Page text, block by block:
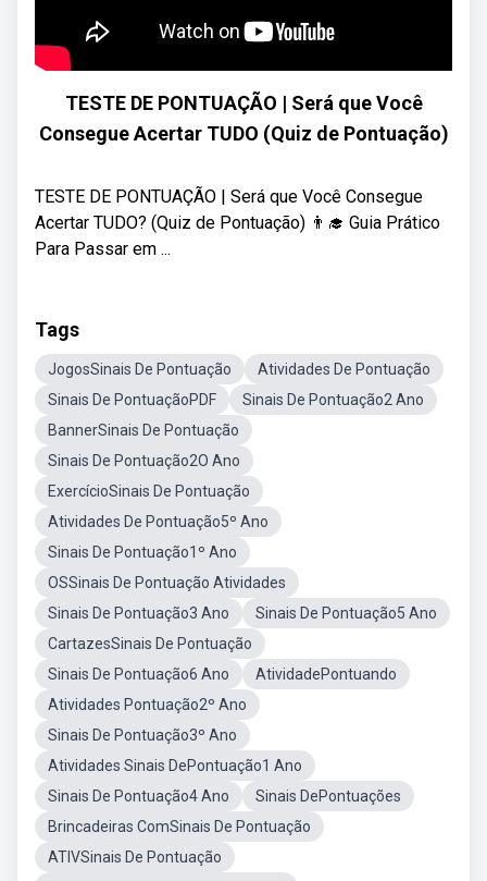
TESTE DE PONTUAÇÃO | Será que Você
Consegue Acertar TUDO (Quiz de Pontuação)
TESTE DE PONTUAÇÃO | Será que Você Consegue
Acertar TUDO? (Quiz de Pontuação) 👨‍🎓 Guia Prático
Para Passar em ...
Tags
JogosSinais De Pontuação
Atividades De Pontuação
Sinais De PontuaçãoPDF
Sinais De Pontuação2 Ano
BannerSinais De Pontuação
Sinais De Pontuação2O Ano
ExercícioSinais De Pontuação
Atividades De Pontuação5º Ano
Sinais De Pontuação1º Ano
OSSinais De Pontuação Atividades
Sinais De Pontuação3 Ano
Sinais De Pontuação5 Ano
CartazesSinais De Pontuação
Sinais De Pontuação6 Ano
AtividadePontuando
Atividades Pontuação2º Ano
Sinais De Pontuação3º Ano
Atividades Sinais DePontuação1 Ano
Sinais De Pontuação4 Ano
Sinais DePontuações
Brincadeiras ComSinais De Pontuação
ATIVSinais De Pontuação